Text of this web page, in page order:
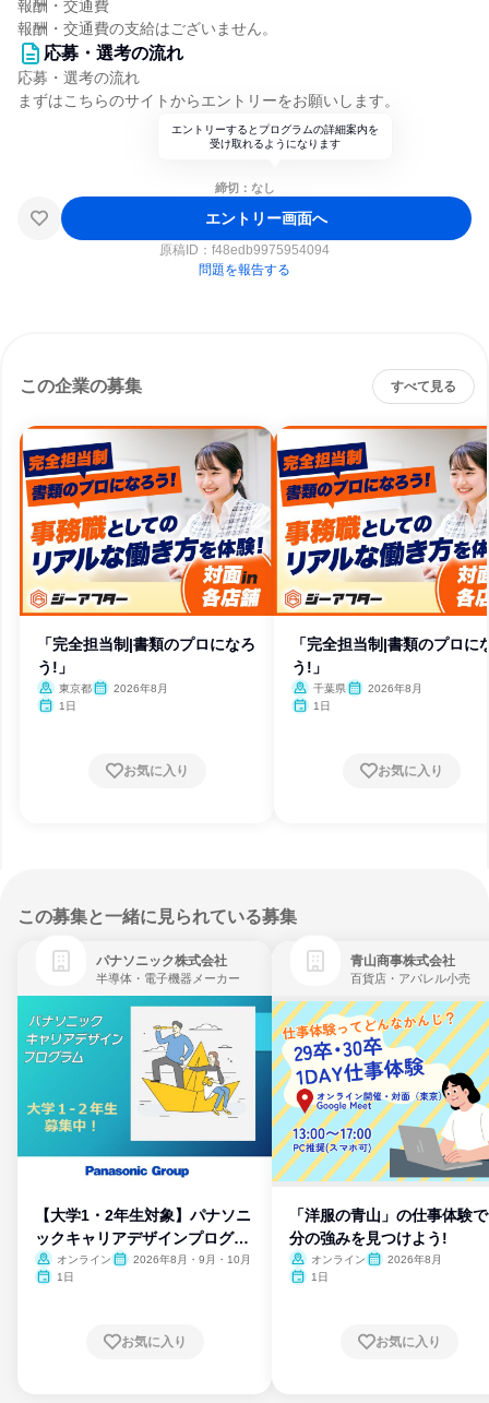
報酬・交通費
報酬・交通費の支給はございません。
応募・選考の流れ
応募・選考の流れ
まずはこちらのサイトからエントリーをお願いします。
エントリーするとプログラムの詳細案内を
受け取れるようになります
締切：なし
エントリー画面へ
原稿ID： f48edb9975954094
問題を報告する
この企業の募集 すべて見る
「完全担当制|書類のプロになろ
う!」
東京都
2026年8月
1日
お気に入り
「完全担当制|書類のプロに
う!」
千葉県
2026年8月
1日
お気に入り
この募集と一緒に見られている募集
パナソニック株式会社
半導体・電子機器メーカー
【大学1・2年生対象】パナソニ
ックキャリアデザインプログラ
ム
オンライン
2026年8月・9月・10月
1日
お気に入り
青山商事株式会社
百貨店・アパレル小売
「洋服の青山」の仕事体験
分の強みを見つけよう!
オンライン
2026年8月
1日
お気に入り